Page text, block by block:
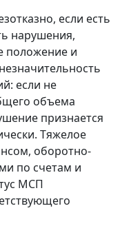
если есть
нарушения,
положение и
незначительность
если не
объема
признается
Тяжелое
оборотно-
по счетам и
МСП